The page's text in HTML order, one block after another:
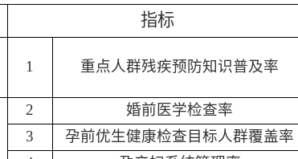
指标
1 重点人群残疾预防知识普及率
2 婚前医学检查率
3
孕前优生健康检查目标人群覆盖率